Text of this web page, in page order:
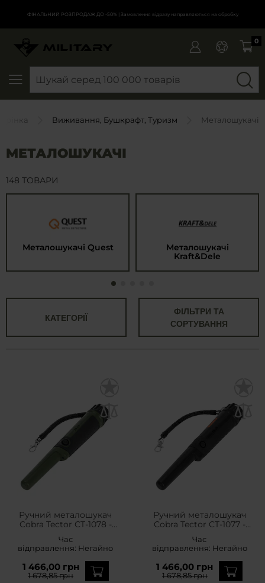
ФІНАЛЬНИЙ РОЗПРОДАЖ ДО -50% | Замовлення відразу направляються на обробку
SEARCH
0
Виживання, Бушкрафт, Туризм Металошукачі
МЕТАЛОШУКАЧІ
Металошукачі Quest
Металошукачі
Kraft&Dele
КАТЕГОРІЇ
ФІЛЬТРИ ТА
СОРТУВАННЯ
148 ТОВАРИ
Ручний металошукач
Cobra Tector CT-1078 -
Час
відправлення: Негайно
1 466,00 грн
1 678,85 грн
Ручний металошукач
Cobra Tector CT-1077 -
Час
відправлення: Негайно
1 466,00 грн
1 678,85 грн